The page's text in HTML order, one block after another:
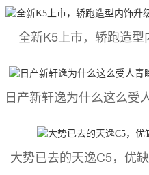
全新K5上市，轿跑造型
日产新轩逸为什么这么受
大势已去的天逸C5，优